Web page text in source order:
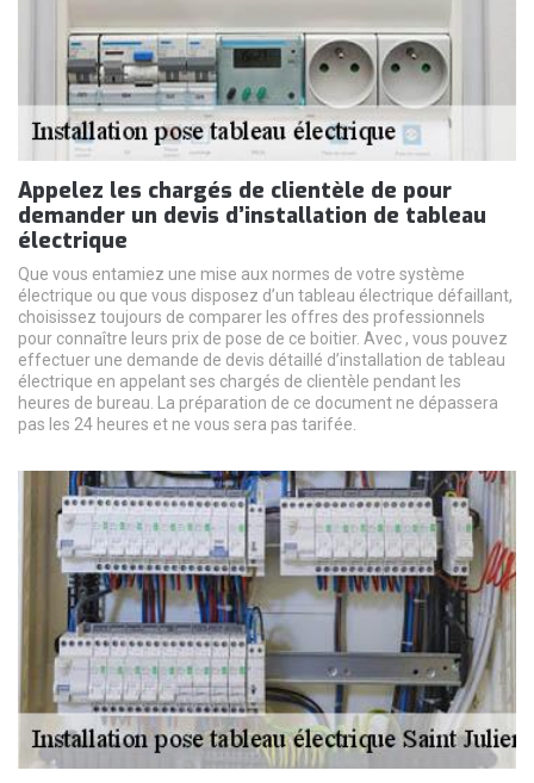
Appelez les chargés de clientèle de pour
demander un devis d’installation de tableau
électrique
Que vous entamiez une mise aux normes de votre système
électrique ou que vous disposez d’un tableau électrique défaillant,
choisissez toujours de comparer les offres des professionnels
pour connaître leurs prix de pose de ce boitier. Avec , vous pouvez
effectuer une demande de devis détaillé d’installation de tableau
électrique en appelant ses chargés de clientèle pendant les
heures de bureau. La préparation de ce document ne dépassera
pas les 24 heures et ne vous sera pas tarifée.